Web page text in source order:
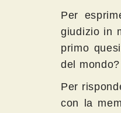
Per
giudizio in
primo
del mondo?
Per
con la